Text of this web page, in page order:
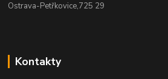
Ostrava-Petřkovice,725 29
Kontakty